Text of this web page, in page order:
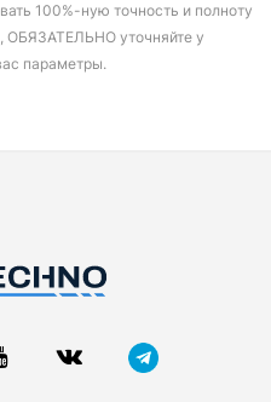
100%-ную точность и полноту
ОБЯЗАТЕЛЬНО уточняйте у
параметры.